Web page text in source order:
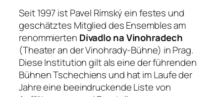
Seit 1997 ist Pavel Rímský ein festes und
geschätztes Mitglied des Ensembles am
renommierten Divadlo na Vinohradech
(Theater an der Vinohrady-Bühne) in Prag.
Diese Institution gilt als eine der führenden
Bühnen Tschechiens und hat im Laufe der
Jahre eine beeindruckende Liste von